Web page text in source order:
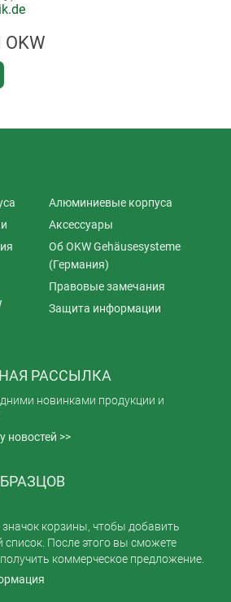
Алюминиевые корпуса
Аксессуары
Об OKW Gehäusesysteme
(Германия)
Правовые замечания
Защита информации
РАССЫЛКА
новинками продукции и
новостей >>
корзины, чтобы добавить
После этого вы сможете
коммерческое предложение.